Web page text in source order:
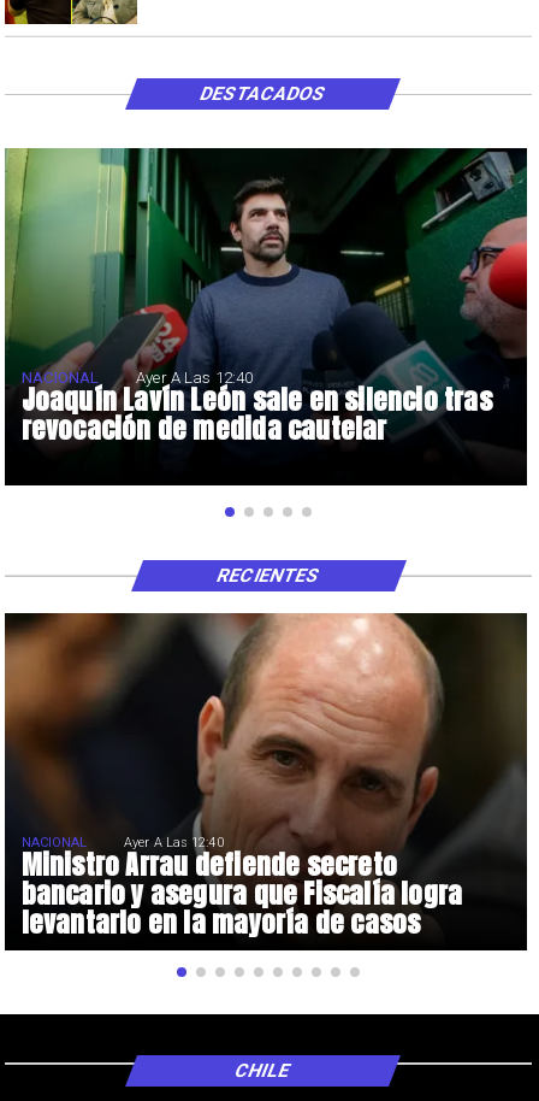
Joaquín Lavín León sale en silencio tras
revocación de medida cautelar
NACIONAL Ayer A Las 12:40
DESTACADOS
Ministro Arrau defiende secreto
bancario y asegura que Fiscalía logra
levantarlo en la mayoría de casos
NACIONAL Ayer A Las 12:40
RECIENTES
CHILE